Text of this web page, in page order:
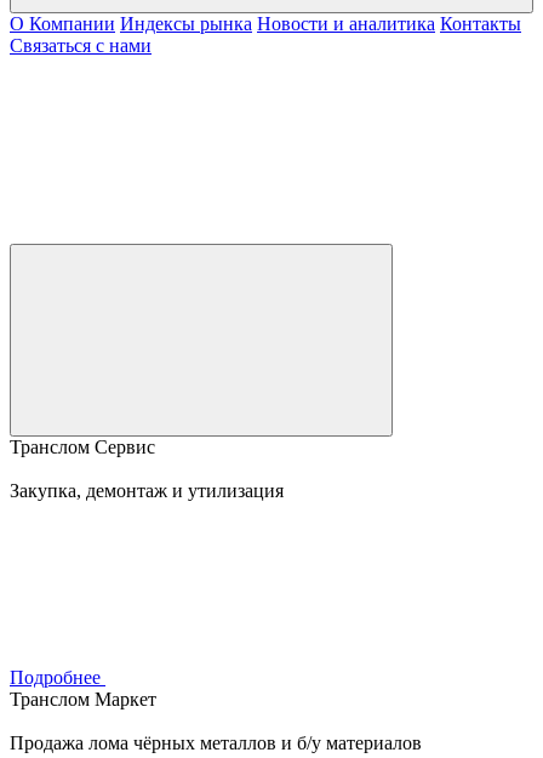
О Компании Индексы рынка Новости и аналитика Контакты
Связаться с нами
Транслом Сервис
Закупка, демонтаж и утилизация
Подробнее
Транслом Маркет
Продажа лома чёрных металлов и б/у материалов